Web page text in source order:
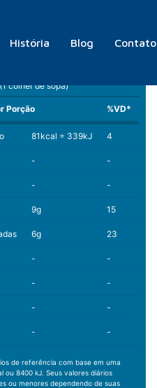
História Blog Contato
colher de sopa)
Porção %VD*
81kcal = 339kJ 4
- -
- -
9g 15
6g 23
- -
- -
- -
- -
de referência com base em uma
ou 8400 kJ. Seus valores diários
ou menores dependendo de suas